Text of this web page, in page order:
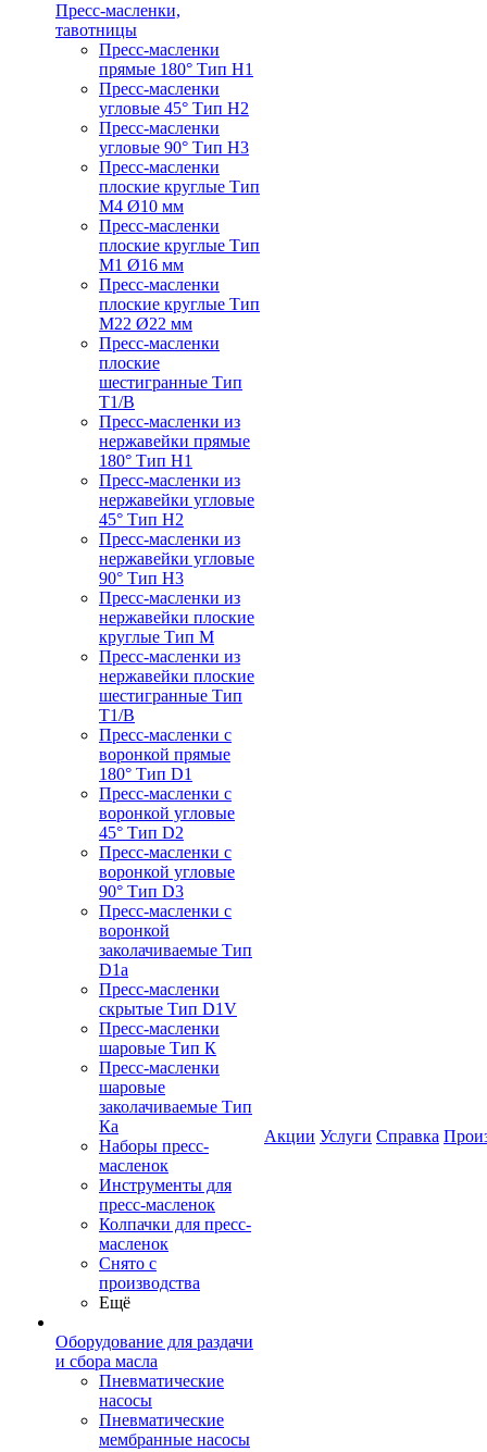
Пресс-масленки,
тавотницы
Пресс-масленки
прямые 180° Тип H1
Пресс-масленки
угловые 45° Тип H2
Пресс-масленки
угловые 90° Тип H3
Пресс-масленки
плоские круглые Тип
M4 Ø10 мм
Пресс-масленки
плоские круглые Тип
M1 Ø16 мм
Пресс-масленки
плоские круглые Тип
M22 Ø22 мм
Пресс-масленки
плоские
шестигранные Тип
T1/B
Пресс-масленки из
нержавейки прямые
180° Тип H1
Пресс-масленки из
нержавейки угловые
45° Тип H2
Пресс-масленки из
нержавейки угловые
90° Тип H3
Пресс-масленки из
нержавейки плоские
круглые Тип M
Пресс-масленки из
нержавейки плоские
шестигранные Тип
T1/B
Пресс-масленки с
воронкой прямые
180° Тип D1
Пресс-масленки с
воронкой угловые
45° Тип D2
Пресс-масленки с
воронкой угловые
90° Тип D3
Пресс-масленки с
воронкой
заколачиваемые Тип
D1a
Пресс-масленки
скрытые Тип D1V
Пресс-масленки
шаровые Тип К
Пресс-масленки
шаровые
заколачиваемые Тип
Кa
Наборы пресс-
масленок
Инструменты для
пресс-масленок
Колпачки для пресс-
масленок
Снято с
производства
Ещё
Оборудование для раздачи
и сбора масла
Пневматические
насосы
Пневматические
мембранные насосы
Акции Услуги Справка